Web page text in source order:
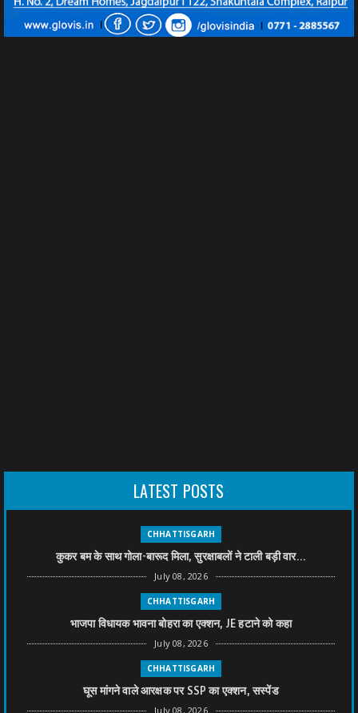
LATEST POSTS
CHHATTISGARH
कुकर बम के साथ गोला-बारूद मिला, सुरक्षाबलों ने टाली बड़ी वार...
July 08, 2026
CHHATTISGARH
भाजपा विधायक भावना बोहरा का एक्शन, JE हटाने को कहा
July 08, 2026
CHHATTISGARH
घूस मांगने वाले आरक्षक पर SSP का एक्शन, सस्पेंड
July 08, 2026